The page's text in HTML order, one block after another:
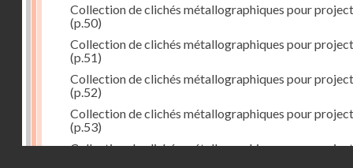
Collection de clichés métallographiques pour
(p.50)
Collection de clichés métallographiques pour
(p.51)
Collection de clichés métallographiques pour
(p.52)
Collection de clichés métallographiques pour
(p.53)
Collection de clichés métallographiques pour